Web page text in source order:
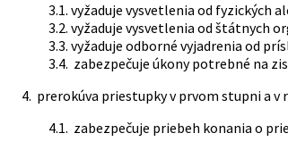
3.1. vyžaduje vysvetlenia od fyzických
3.2. vyžaduje vysvetlenia od štátnych
3.3. vyžaduje odborné vyjadrenia od
3.4. zabezpečuje úkony potrebné na
4. prerokúva priestupky v prvom stupni a v
4.1. zabezpečuje priebeh konania o